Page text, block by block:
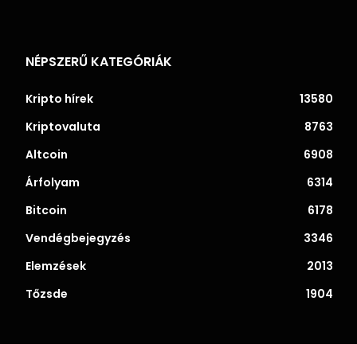
NÉPSZERŰ KATEGÓRIÁK
Kripto hírek
13580
Kriptovaluta
8763
Altcoin
6908
Árfolyam
6314
Bitcoin
6178
Vendégbejegyzés
3346
Elemzések
2013
Tőzsde
1904